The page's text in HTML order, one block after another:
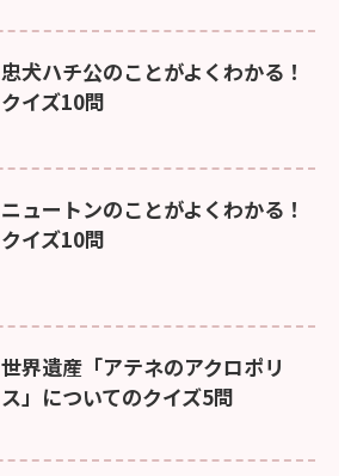
忠犬ハチ公のことがよくわかる！
クイズ10問
ニュートンのことがよくわかる！
クイズ10問
世界遺産「アテネのアクロポリ
ス」についてのクイズ5問